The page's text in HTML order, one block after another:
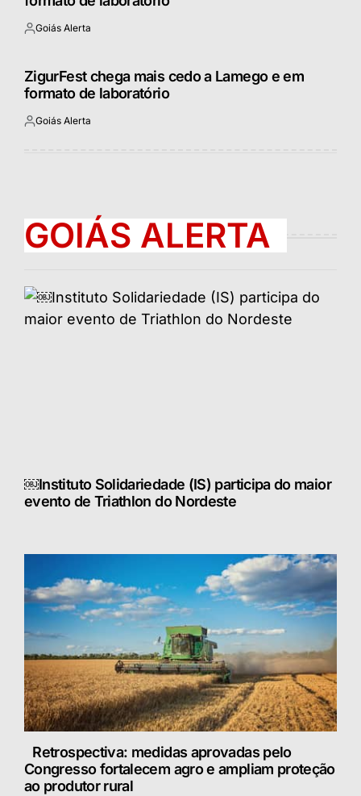
Postado
Goiás Alerta
ZigurFest chega mais cedo a Lamego e em
formato de laboratório
Postado
Goiás Alerta
GOIÁS ALERTA
￼Instituto Solidariedade (IS) participa do maior
evento de Triathlon do Nordeste
Retrospectiva: medidas aprovadas pelo
Congresso fortalecem agro e ampliam proteção
ao produtor rural